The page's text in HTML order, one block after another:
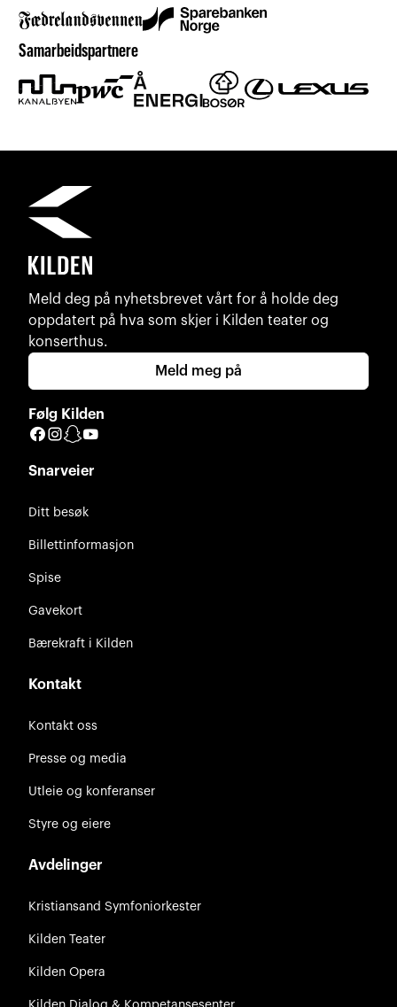
Samarbeidspartnere
Meld deg på nyhetsbrevet vårt for å holde deg
oppdatert på hva som skjer i Kilden teater og
konserthus.
Meld meg på
Følg Kilden
Facebook
Instagram
Snapchat
Snarveier
Ditt besøk
Billettinformasjon
Spise
Gavekort
Bærekraft i Kilden
Kontakt
Kontakt oss
Presse og media
Utleie og konferanser
Styre og eiere
Avdelinger
Kristiansand Symfoniorkester
Kilden Teater
Kilden Opera